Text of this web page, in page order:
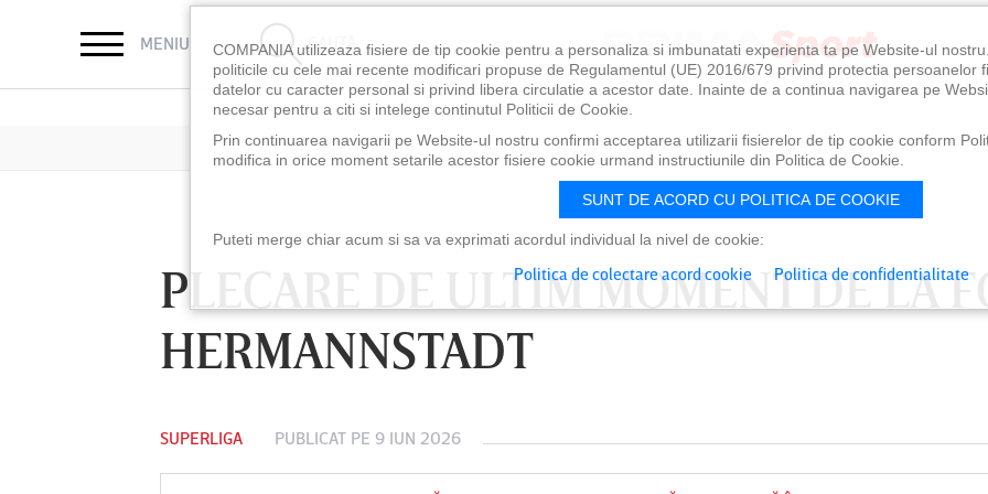
MENIU CAUTĂ
PLECARE DE ULTIM MOMENT DE LA FC
HERMANNSTADT
SUPERLIGA PUBLICAT PE 9 IUN 2026
LUNI 10 AUG, 18:30 LUNI 10 AUG, 21:30 VINERI 07 AUG, 21:00
COMPANIA utilizeaza fisiere de tip cookie pentru a personaliza si imbunatati experienta ta pe Website-ul
politicile cu cele mai recente modificari propuse de Regulamentul (UE) 2016/679 privind protectia persoanelor
datelor cu caracter personal si privind libera circulatie a acestor date. Inainte de a continua navigarea pe
necesar pentru a citi si intelege continutul Politicii de Cookie.
Prin continuarea navigarii pe Website-ul nostru confirmi acceptarea utilizarii fisierelor de tip cookie conform
modifica in orice moment setarile acestor fisiere cookie urmand instructiunile din Politica de Cookie.
SUNT DE ACORD CU POLITICA DE COOKIE
Puteti merge chiar acum si sa va exprimati acordul individual la nivel de cookie:
Politica de colectare acord cookie Politica de confidentialitate